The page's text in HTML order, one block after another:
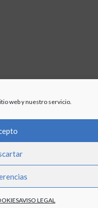
web y nuestro servicio.
AVISO LEGAL